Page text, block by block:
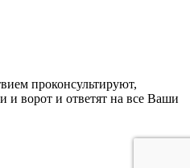
проконсультируют,
и ворот и ответят на все Ваши